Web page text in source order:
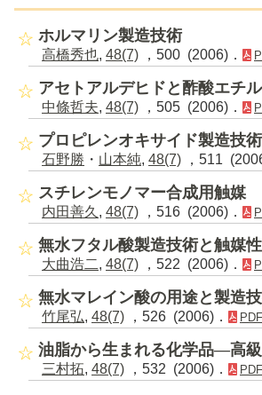
ホルマリン製造技術
高橋秀也, 48(7) ，500 (2006)．
アセトアルデヒドと酢酸エチ
中條哲夫, 48(7) ，505 (2006)．
プロピレンオキサイド製造技術
石野勝 ・ 山本純, 48(7) ，511
スチレンモノマー合成用触媒
内田善久 , 48(7) ，516 (2006)．
無水フタル酸製造技術と触媒
大曲浩二, 48(7) ，522 (2006)．
無水マレイン酸の用途と製造
竹尾弘, 48(7) ，526 (2006)． PDF
油脂から生まれる化学品―高
三村拓, 48(7) ，532 (2006)． PDF